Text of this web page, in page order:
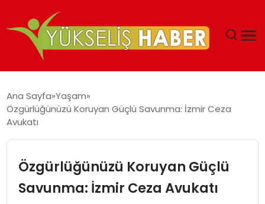
MALIYETLERINI AZALTIYOR’
Ana Sayfa Yaşam
Özgürlüğünüzü Koruyan Güçlü Savunma: İzmir Ceza
Avukatı
Özgürlüğünüzü Koruyan Güçlü
Savunma: İzmir Ceza Avukatı